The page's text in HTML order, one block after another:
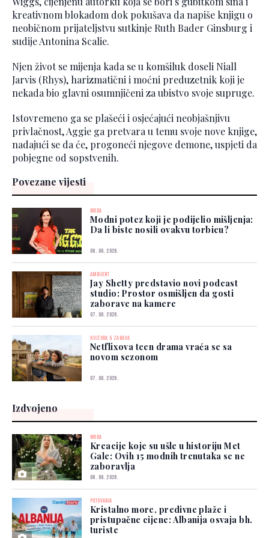
kreativnom blokadom dok pokušava da napiše knjigu o
neobičnom prijateljstvu sutkinje Ruth Bader Ginsburg i
sudije Antonina Scalie.
Njen život se mijenja kada se u komšiluk doseli Niall
Jarvis (Rhys), harizmatični i moćni preduzetnik koji je
nekada bio glavni osumnjičeni za ubistvo svoje supruge.
Istovremeno ga se plašeći i osjećajući neobjašnjivu
privlačnost, Aggie ga pretvara u temu svoje nove knjige,
nadajući se da će, progoneći njegove demone, uspjeti da
pobjegne od sopstvenih.
Povezane vijesti
MODA
Modni potez koji je podijelio mišljenja:
Da li biste nosili ovakvu torbicu?
08. 08. 2026.
AMBIJENT
Jay Shetty predstavio novi podcast
studio: Prostor osmišljen da gosti
zaborave na kamere
07. 08. 2026.
KULTURA & ZABAVA
Netflixova teen drama vraća se sa
novom sezonom
07. 08. 2026.
Izdvojeno
MODA
Kreacije koje su ušle u historiju Met
Gale: Ovih 15 modnih trenutaka se ne
zaboravlja
06. 08. 2026.
PUTOVANJA
Kristalno more, predivne plaže i
pristupačne cijene: Albanija osvaja bh.
turiste